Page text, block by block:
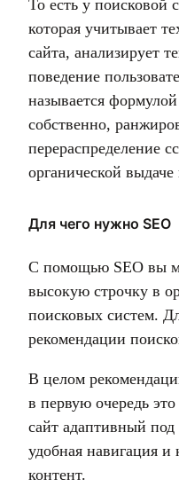
То есть у поисковой
которая учитывает
сайта, анализирует
поведение
называется
собственно,
перераспределение
органической
Для чего нужно SEO
С помощью SEO вы
высокую строчку в
поисковых систем.
рекомендации
В целом
в первую очередь
сайт адаптивный
удобная навигация
контент.